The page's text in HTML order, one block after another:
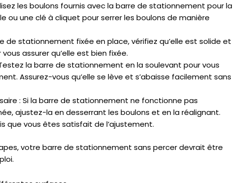
les boulons fournis avec la barre de stationnement pour la
ou une clé à cliquet pour serrer les boulons de manière
de stationnement fixée en place, vérifiez qu’elle est solide et
assurer qu’elle est bien fixée.
la barre de stationnement en la soulevant pour vous
Assurez-vous qu’elle se lève et s’abaisse facilement sans
: Si la barre de stationnement ne fonctionne pas
ajustez-la en desserrant les boulons et en la réalignant.
que vous êtes satisfait de l’ajustement.
votre barre de stationnement sans percer devrait être